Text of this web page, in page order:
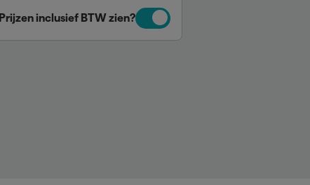
Prijzen inclusief BTW zien?